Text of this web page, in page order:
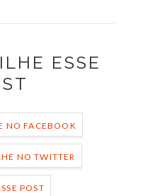
ESSE
NO FACEBOOK
NO TWITTER
POST